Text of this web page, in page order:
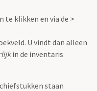
te klikken en via de >
U vindt dan alleen
in de inventaris
staan